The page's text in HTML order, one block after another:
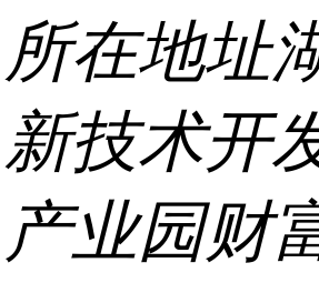
所在地址
新技术开
产业园财